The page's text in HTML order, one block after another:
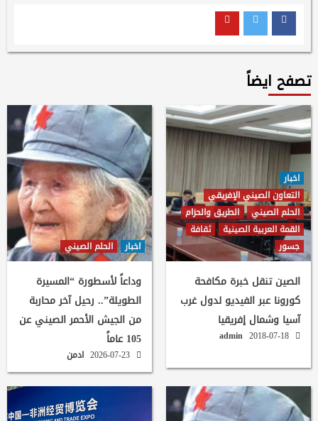
Facebook
Twitter
تصفح ايضاً
اخبار
التعاون الصيني الإفريقي
الحلم الصيني
الطريق والحزام
القمة العربية الصينية
ثقافة
جسور
الصين تنقل خبرة مكافحة
كورونا عبر الفيديو لدول غرب
آسيا وشمال إفريقيا
admin
اخبار الحلم الصيني
وداعاً لأسطورة “المسيرة
الطويلة”.. رحيل آخر محاربة
من الجيش الأحمر الصيني عن
105 عاماً
ادمن